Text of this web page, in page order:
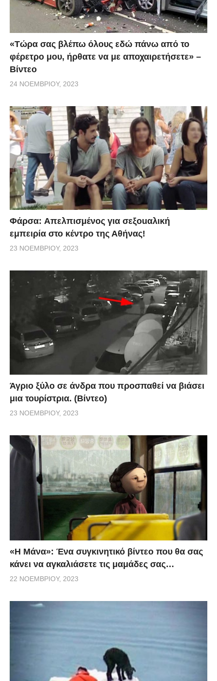
«Τώρα σας βλέπω όλους εδώ πάνω από το
φέρετρο μου, ήρθατε να με αποχαιρετήσετε» –
Βίντεο
24 ΝΟΕΜΒΡΊΟΥ, 2023
Φάρσα: Aπελπισμένος για σεξοuαλική
εμπειρία στο κέντρο της Αθήνας!
23 ΝΟΕΜΒΡΊΟΥ, 2023
Άγριο ξύλο σε άνδρα που προσπαθεί να βιάσει
μια τουρίστρια. (Βίντεο)
23 ΝΟΕΜΒΡΊΟΥ, 2023
«H Μάνα»: Ένα συγκινητικό βίντεο που θα σας
κάνει να αγκαλιάσετε τις μαμάδες σας…
22 ΝΟΕΜΒΡΊΟΥ, 2023